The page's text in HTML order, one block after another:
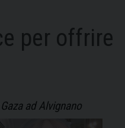
per offrire
ad Alvignano